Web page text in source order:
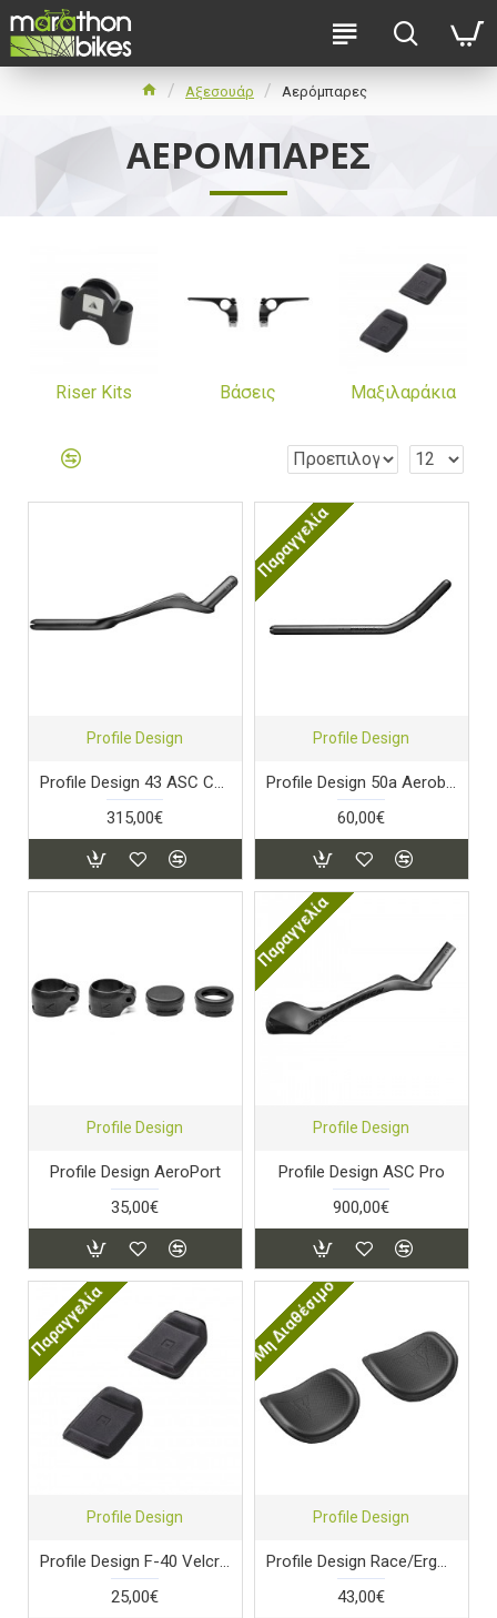
Αξεσουάρ Αερόμπαρες
ΑΕΡΌΜΠΑΡΕΣ
Riser Kits Βάσεις Μαξιλαράκια
Profile Design
Profile Design 43 ASC Carbon Extensions
315,00€
Παραγγελία
Profile Design
Profile Design 50a Aerobar Extensions
60,00€
Profile Design
Profile Design AeroPort
35,00€
Παραγγελία
Profile Design
Profile Design ASC Pro
900,00€
Παραγγελία
Profile Design
Profile Design F-40 Velcro Back Pad Set
25,00€
Μη Διαθέσιμο
Profile Design
Profile Design Race/Ergo Ultra Pad Set
43,00€